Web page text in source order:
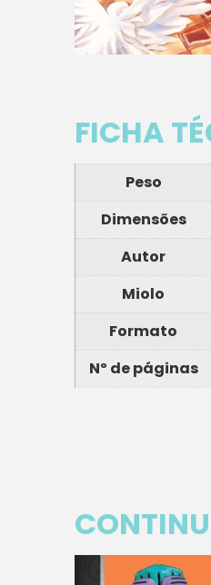
FICHA
Peso
Dimensões
Autor
Miolo
Formato
Nº de páginas